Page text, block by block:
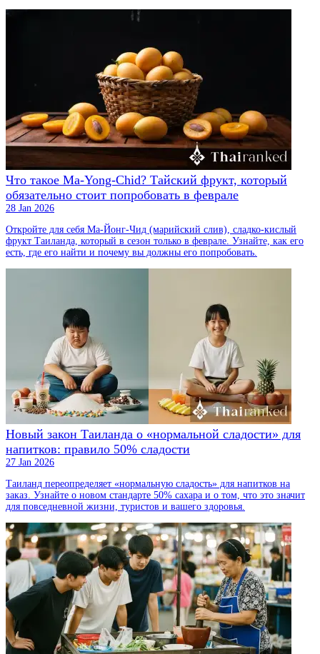
Что такое Ma-Yong-Chid? Тайский фрукт, который
обязательно стоит попробовать в феврале
28 Jan 2026
Откройте для себя Ма-Йонг-Чид (марийский слив), сладко-кислый
фрукт Таиланда, который в сезон только в феврале. Узнайте, как его
есть, где его найти и почему вы должны его попробовать.
Новый закон Таиланда о «нормальной сладости» для
напитков: правило 50% сладости
27 Jan 2026
Таиланд переопределяет «нормальную сладость» для напитков на
заказ. Узнайте о новом стандартe 50% сахара и о том, что это значит
для повседневной жизни, туристов и вашего здоровья.